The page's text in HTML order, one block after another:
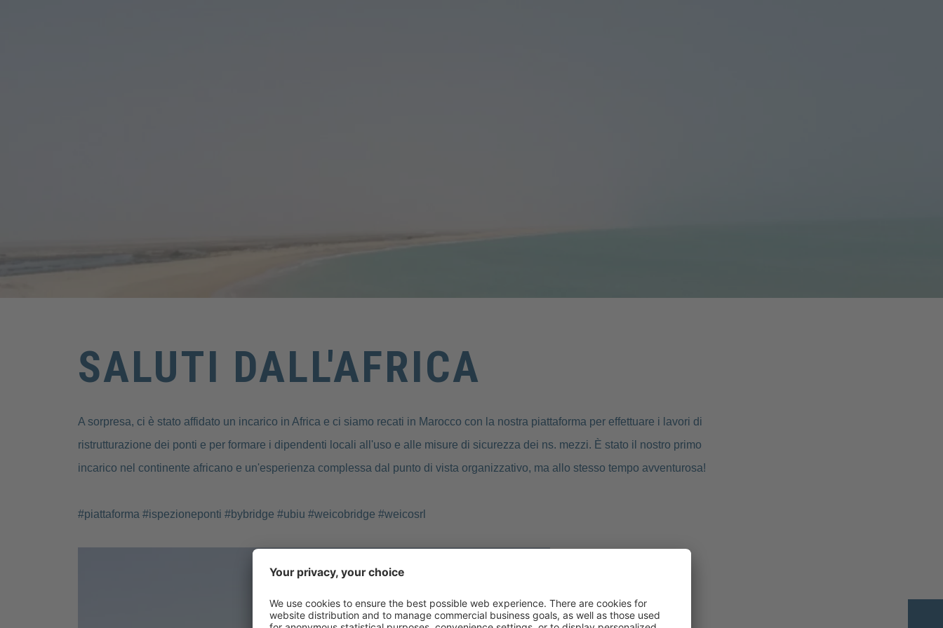
SALUTI DALL'AFRICA
A sorpresa, ci è stato affidato un incarico in Africa e ci siamo recati in Marocco con la nostra piattaforma per effettuare i lavori di
ristrutturazione dei ponti e per formare i dipendenti locali all'uso e alle misure di sicurezza dei ns. mezzi. È stato il nostro primo
incarico nel continente africano e un'esperienza complessa dal punto di vista organizzativo, ma allo stesso tempo avventurosa!
#piattaforma #ispezioneponti #bybridge #ubiu #weicobridge #weicosrl